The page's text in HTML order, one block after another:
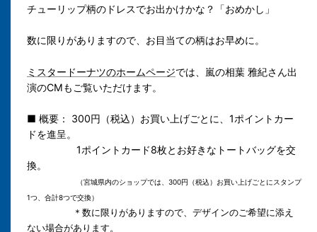
チューリップ柄のドレスでお出かけかな？「おめかし」
数に限りがありますので、お目当ての柄はお早めに。
ミスタードーナツのホームページでは、嵐の相葉 雅紀さん出
演のCMもご覧いただけます。
■ 概要： 300円（税込）お買い上げごとに、1ポイントカー
ドを進呈。
1ポイントカード8枚とお好きなトートバッグを交
換。
（宮城県内のショップでは、300円（税込）お買い上げごとにスタンプ
1つ、合計8つで交換）
＊ 数に限りがありますので、デザインのご希望に添え
ない場合があります。